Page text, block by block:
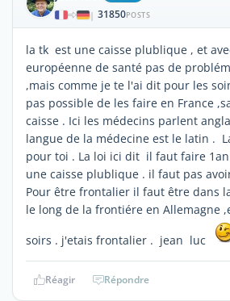
| 31850POSTS
la tk est une caisse plublique , et
européenne de santé pas de
,mais comme je te l'ai dit pour les
pas possible de les faire en France
caisse . Ici les médecins parlent
langue de la médecine est le latin .
pour toi . La loi ici dit il faut faire
une caisse plublique . il faut pas
Pour être frontalier il faut être dans
le long de la frontiére en Allemagne
soirs . j'etais frontalier . jean luc
Réagir Répondre